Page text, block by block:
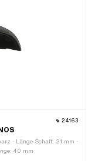
24163
· Länge Schaft: 21 mm ·
40 mm